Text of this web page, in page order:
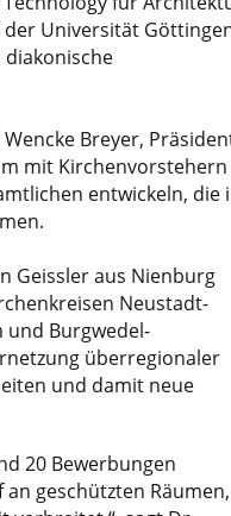
Universität
Wencke Breyer,
mit Kirchenvorstehern
entwickeln, die
Geissler aus Nienburg
Neustadt-
und Burgwedel-
überregionaler
und damit neue
20 Bewerbungen
geschützten Räumen,